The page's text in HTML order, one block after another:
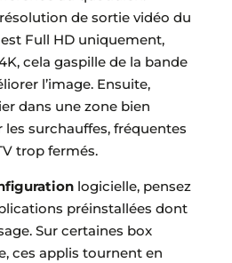
résolution de sortie vidéo du
Full HD uniquement,
cela gaspille de la bande
l’image. Ensuite,
dans une zone bien
surchauffes, fréquentes
trop fermés.
logicielle, pensez
préinstallées dont
Sur certaines box
ces applis tournent en